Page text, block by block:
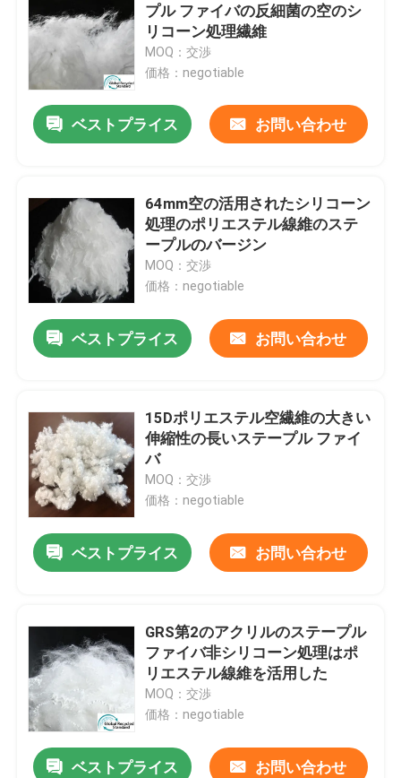
プル ファイバの反細菌の空のシ
リコーン処理繊維
MOQ：交渉
価格：negotiable
ベストプライス お問い合わせ
64mm空の活用されたシリコーン
処理のポリエステル線維のステ
ープルのバージン
MOQ：交渉
価格：negotiable
ベストプライス お問い合わせ
15Dポリエステル空繊維の大きい
伸縮性の長いステープル ファイ
バ
MOQ：交渉
価格：negotiable
ベストプライス お問い合わせ
GRS第2のアクリルのステープル
ファイバ非シリコーン処理はポ
リエステル線維を活用した
MOQ：交渉
価格：negotiable
ベストプライス お問い合わせ